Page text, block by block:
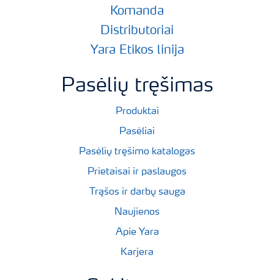
Komanda
Distributoriai
Yara Etikos linija
Pasėlių tręšimas
Produktai
Pasėliai
Pasėlių tręšimo katalogas
Prietaisai ir paslaugos
Trąšos ir darbų sauga
Naujienos
Apie Yara
Karjera